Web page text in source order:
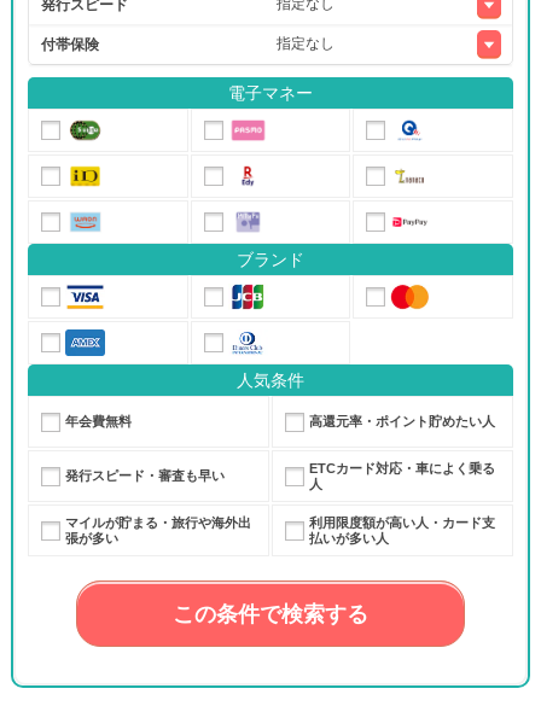
発行スピード
付帯保険
電子マネー
ブランド
人気条件
年会費無料 高還元率・ポイント貯めたい人
発行スピード・審査も早い
ETCカード対応・車によく乗る
人
マイルが貯まる・旅行や海外出
張が多い
利用限度額が高い人・カード支
払いが多い人